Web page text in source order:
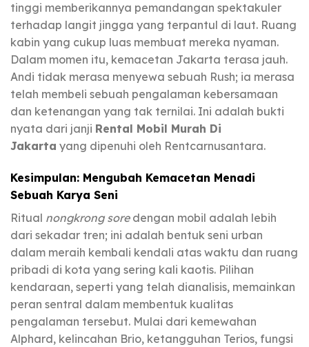
tinggi memberikannya pemandangan spektakuler
terhadap langit jingga yang terpantul di laut. Ruang
kabin yang cukup luas membuat mereka nyaman.
Dalam momen itu, kemacetan Jakarta terasa jauh.
Andi tidak merasa menyewa sebuah Rush; ia merasa
telah membeli sebuah pengalaman kebersamaan
dan ketenangan yang tak ternilai. Ini adalah bukti
nyata dari janji Rental Mobil Murah Di
Jakarta yang dipenuhi oleh Rentcarnusantara.
Kesimpulan: Mengubah Kemacetan Menadi
Sebuah Karya Seni
Ritual nongkrong soredengan mobil adalah lebih
dari sekadar tren; ini adalah bentuk seni urban
dalam meraih kembali kendali atas waktu dan ruang
pribadi di kota yang sering kali kaotis. Pilihan
kendaraan, seperti yang telah dianalisis, memainkan
peran sentral dalam membentuk kualitas
pengalaman tersebut. Mulai dari kemewahan
Alphard, kelincahan Brio, ketangguhan Terios, fungsi